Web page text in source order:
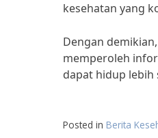
kesehatan yang
Dengan
memperoleh
dapat hidup lebih
Posted in Berita